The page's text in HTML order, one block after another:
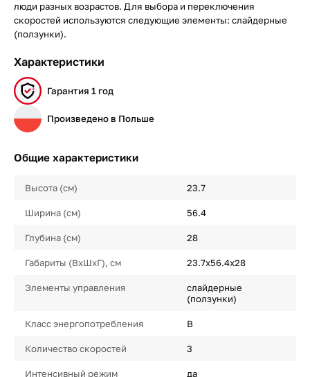
люди разных возрастов. Для выбора и переключения
скоростей используются следующие элементы: слайдерные
(ползунки).
Характеристики
Гарантия 1 год
Произведено в Польше
Общие характеристики
Высота (см) 23.7
Ширина (см) 56.4
Глубина (см) 28
Габариты (ВхШхГ), см 23.7х56.4х28
Элементы управления
слайдерные
(ползунки)
Класс энергопотребления B
Количество скоростей 3
Интенсивный режим да